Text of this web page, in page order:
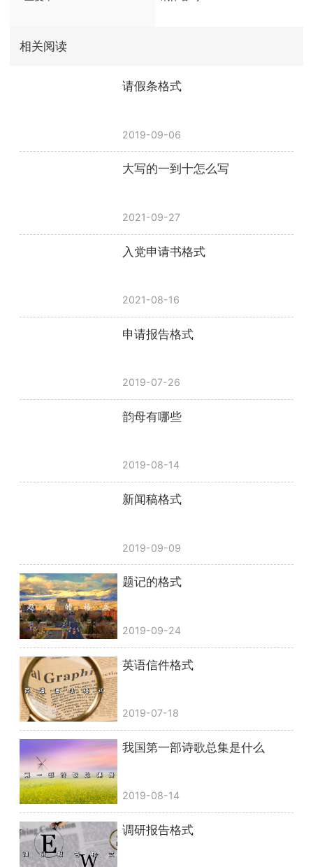
相关阅读
请假条格式
2019-09-06
大写的一到十怎么写
2021-09-27
入党申请书格式
2021-08-16
申请报告格式
2019-07-26
韵母有哪些
2019-08-14
新闻稿格式
2019-09-09
题记的格式
2019-09-24
英语信件格式
2019-07-18
我国第一部诗歌总集是什么
2019-08-14
调研报告格式